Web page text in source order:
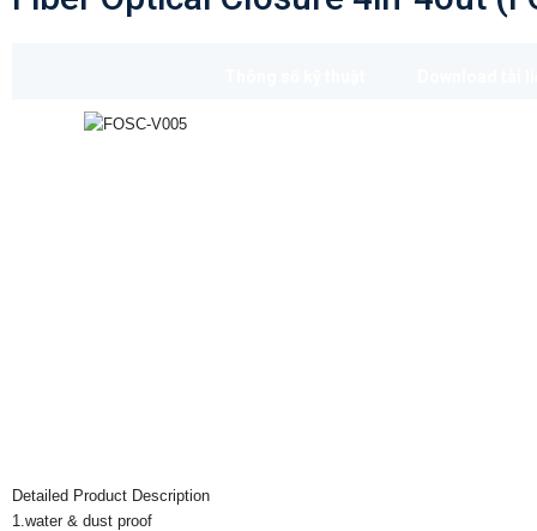
Detailed Product Description
1.water & dust proof